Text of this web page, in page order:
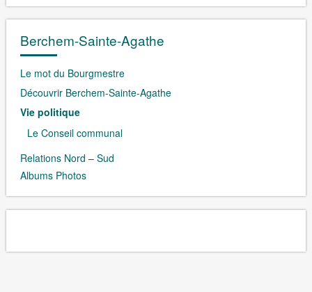
Berchem-Sainte-Agathe
Le mot du Bourgmestre
Découvrir Berchem-Sainte-Agathe
Vie politique
Le Conseil communal
Relations Nord – Sud
Albums Photos